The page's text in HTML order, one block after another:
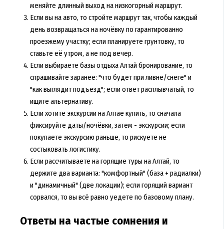
меняйте длинный выход на низкогорный маршрут.
Если вы на авто, то стройте маршрут так, чтобы каждый
день возвращаться на ночёвку по гарантированно
проезжему участку; если планируете грунтовку, то
ставьте её утром, а не под вечер.
Если выбираете базы отдыха Алтай бронирование, то
спрашивайте заранее: "что будет при ливне/снеге" и
"как выглядит подъезд"; если ответ расплывчатый, то
ищите альтернативу.
Если хотите экскурсии на Алтае купить, то сначала
фиксируйте даты/ночёвки, затем - экскурсии; если
покупаете экскурсию раньше, то рискуете не
состыковать логистику.
Если рассчитываете нагорящие туры на Алтай, то
держите два варианта: "комфортный" (база + радиалки)
и "динамичный" (две локации); если горящий вариант
сорвался, то вы всё равно уедете по базовому плану.
Ответы на частые сомнения и